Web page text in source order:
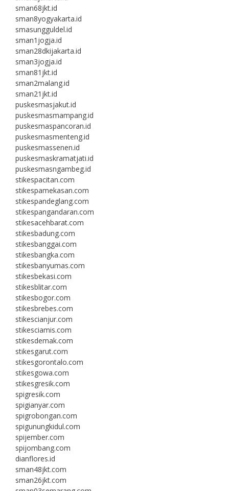
sman68jkt.id
sman8yogyakarta.id
smasungguldel.id
sman1jogja.id
sman28dkijakarta.id
sman3jogja.id
sman81jkt.id
sman2malang.id
sman21jkt.id
puskesmasjakut.id
puskesmasmampang.id
puskesmaspancoran.id
puskesmasmenteng.id
puskesmassenen.id
puskesmaskramatjati.id
puskesmasngambeg.id
stikespacitan.com
stikespamekasan.com
stikespandeglang.com
stikespangandaran.com
stikesacehbarat.com
stikesbadung.com
stikesbanggai.com
stikesbangka.com
stikesbanyumas.com
stikesbekasi.com
stikesblitar.com
stikesbogor.com
stikesbrebes.com
stikescianjur.com
stikesciamis.com
stikesdemak.com
stikesgarut.com
stikesgorontalo.com
stikesgowa.com
stikesgresik.com
spigresik.com
spigianyar.com
spigrobongan.com
spigunungkidul.com
spijember.com
spijombang.com
dianflores.id
sman48jkt.com
sman26jkt.com